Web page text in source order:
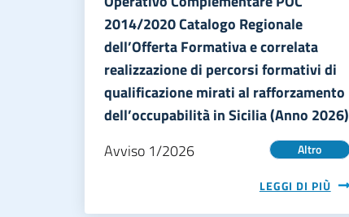
2014/2020 Catalogo Regionale
dell’Offerta Formativa e correlata
realizzazione di percorsi formativi di
qualificazione mirati al rafforzamento
dell’occupabilità in Sicilia (Anno 2026)
Avviso 1/2026
Altro
LEGGI DI PIÙ